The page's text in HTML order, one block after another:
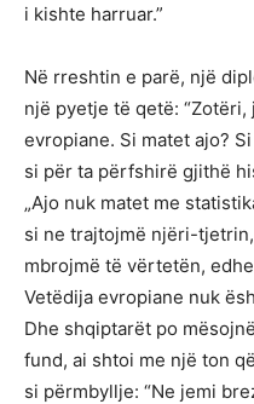
i kishte harruar.”
Në rreshtin e parë, një
një pyetje të qetë:
evropiane. Si matet ajo?
si për ta përfshirë gjithë
„Ajo nuk matet me
si ne trajtojmë njëri-
mbrojmë të vërtetën,
Vetëdija evropiane nuk
Dhe shqiptarët po
fund, ai shtoi me një ton
si përmbyllje: “Ne jemi